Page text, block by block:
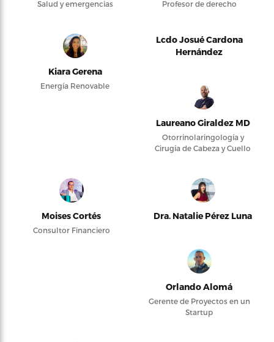
Salud y emergencias Profesor de derecho
Kiara Gerena
Energía Renovable
Lcdo Josué Cardona
Hernández
Laureano Giraldez MD
Otorrinolaringología y
Cirugía de Cabeza y Cuello
Moises Cortés
Consultor Financiero
Dra. Natalie Pérez Luna
Orlando Alomá
Gerente de Proyectos en un
Startup